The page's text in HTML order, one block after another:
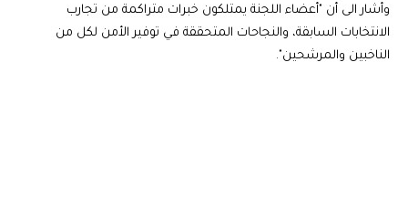
وأشار الى أن "أعضاء اللجنة يمتلكون خبرات متراكمة من تجارب
الانتخابات السابقة، والنجاحات المتحققة في توفير الأمن لكل من
الناخبين والمرشحين".